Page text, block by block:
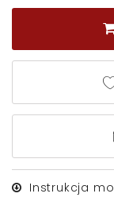
Instrukcja